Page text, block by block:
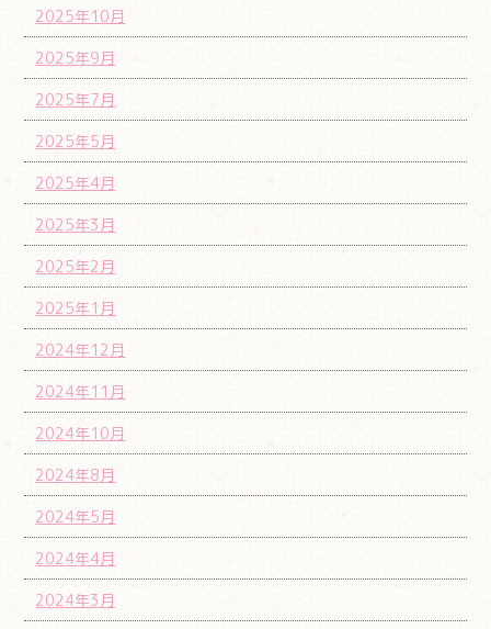
2025年10月
2025年9月
2025年7月
2025年5月
2025年4月
2025年3月
2025年2月
2025年1月
2024年12月
2024年11月
2024年10月
2024年8月
2024年5月
2024年4月
2024年3月